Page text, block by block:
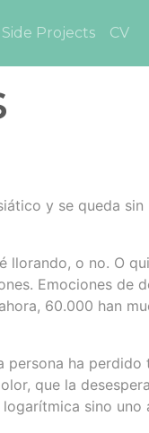
Side Projects CV
y se queda
llorando, o no. O
Emociones
60.000 han
ha
que la
sino